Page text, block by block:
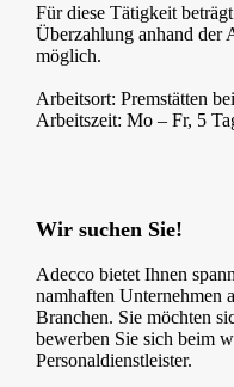
Für diese Tätigkeit
Überzahlung anhand der
möglich.
Arbeitsort: Premstätten
Arbeitszeit: Mo – Fr, 5
Wir suchen Sie!
Adecco bietet Ihnen
namhaften Unternehmen
Branchen. Sie möchten
bewerben Sie sich beim
Personaldienstleister.